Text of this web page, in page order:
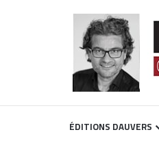
ÉDITIONS DAUVERS